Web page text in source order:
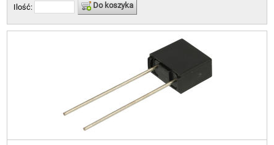
Ilość: Do koszyka